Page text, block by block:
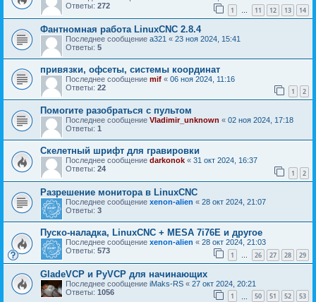
Ответы: 272 1 … 11 12 13 14
Фантномная работа LinuxCNC 2.8.4
Последнее сообщение a321 « 23 ноя 2024, 15:41
Ответы: 5
привязки, офсеты, системы координат
Последнее сообщение mif « 06 ноя 2024, 11:16
Ответы: 22 1 2
Помогите разобраться с пультом
Последнее сообщение Vladimir_unknown « 02 ноя 2024, 17:18
Ответы: 1
Скелетный шрифт для гравировки
Последнее сообщение darkonok « 31 окт 2024, 16:37
Ответы: 24 1 2
Разрешение монитора в LinuxCNC
Последнее сообщение xenon-alien « 28 окт 2024, 21:07
Ответы: 3
Пуско-наладка, LinuxCNC + MESA 7i76E и другое
Последнее сообщение xenon-alien « 28 окт 2024, 21:03
Ответы: 573 1 … 26 27 28 29
GladeVCP и PyVCP для начинающих
Последнее сообщение iMaks-RS « 27 окт 2024, 20:21
Ответы: 1056 1 50 51 52 53